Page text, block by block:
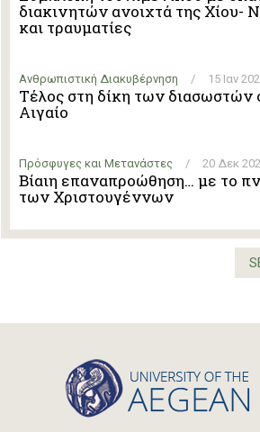
διακινητών ανοιχτά της Χίου-
και τραυματίες
Ανθρωπιστική Διακυβέρνηση / 15 Ιαν
Τέλος στη δίκη των διασωστών
Αιγαίο
Πρόσφυγες και Μετανάστες / 20 Δεκ
Βίαιη επαναπροώθηση… με το
των Χριστουγέννων